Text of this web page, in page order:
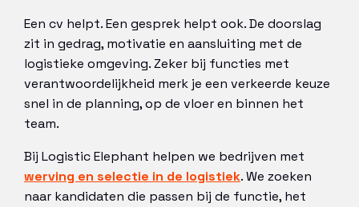
Een cv helpt. Een gesprek helpt ook. De doorslag
zit in gedrag, motivatie en aansluiting met de
logistieke omgeving. Zeker bij functies met
verantwoordelijkheid merk je een verkeerde keuze
snel in de planning, op de vloer en binnen het
team.
Bij Logistic Elephant helpen we bedrijven met
werving en selectie in de logistiek. We zoeken
naar kandidaten die passen bij de functie, het